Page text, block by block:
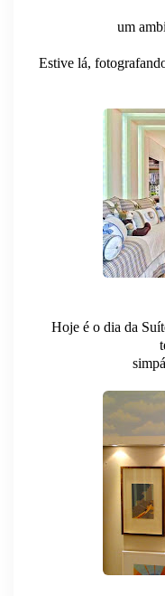
um
Estive lá,
Hoje é o dia da